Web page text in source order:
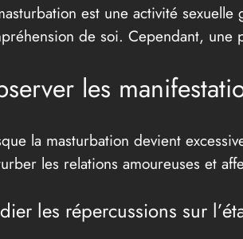
est une activité
de soi. Cependant, une
les
la masturbation devient
les relations amoureuses et
les répercussions sur